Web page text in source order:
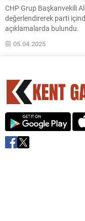
CHP Grup Başkanvekili
değerlendirerek parti
açıklamalarda bulundu.
05.04.2025